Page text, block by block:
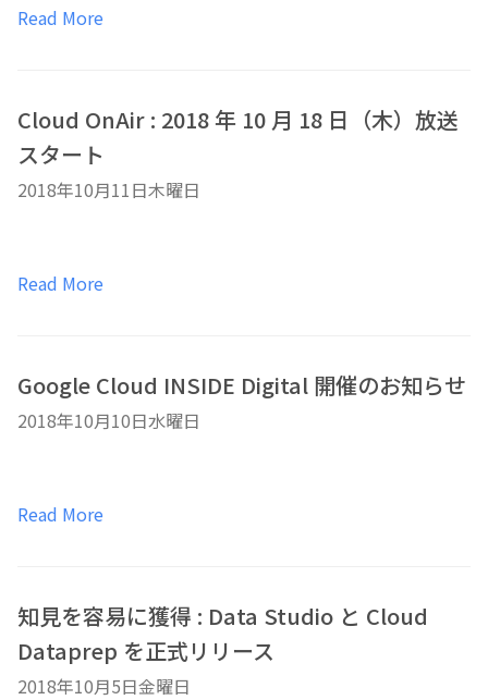
Read More
Cloud OnAir : 2018 年 10 月 18 日（木）放送
スタート
2018年10月11日木曜日
Read More
Google Cloud INSIDE Digital 開催のお知らせ
2018年10月10日水曜日
Read More
知見を容易に獲得 : Data Studio と Cloud
Dataprep を正式リリース
2018年10月5日金曜日